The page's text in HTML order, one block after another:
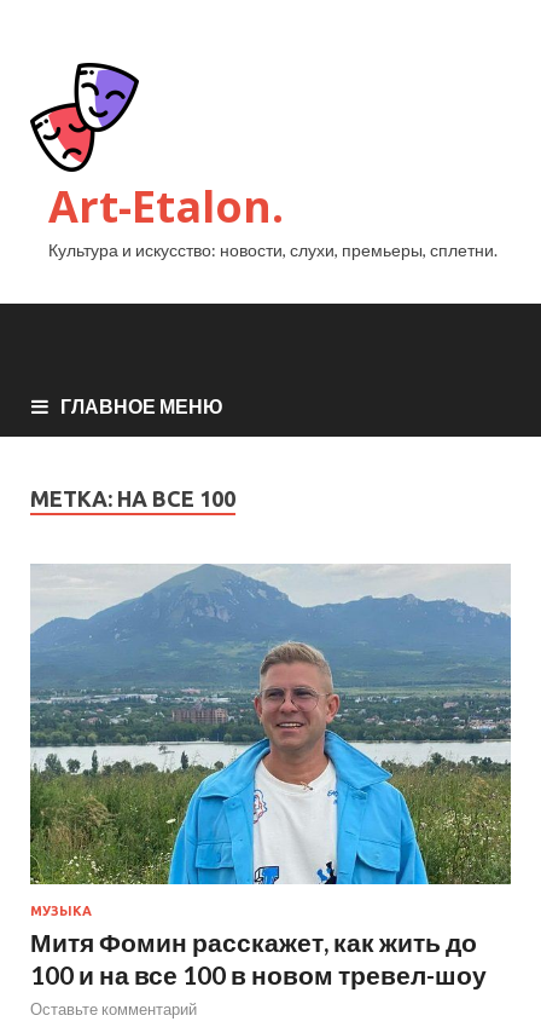
Art-Etalon.
Культура и искусство: новости, слухи, премьеры, сплетни.
ГЛАВНОЕ МЕНЮ
МЕТКА: НА ВСЕ 100
МУЗЫКА
Митя Фомин расскажет, как жить до
100 и на все 100 в новом тревел-шоу
Оставьте комментарий